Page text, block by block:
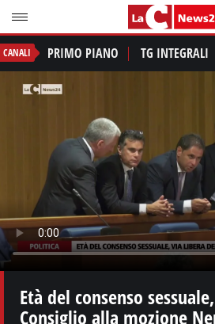
CANALI PRIMO PIANO TG INTEGRALI
Età del consenso
Consiglio alla mozione